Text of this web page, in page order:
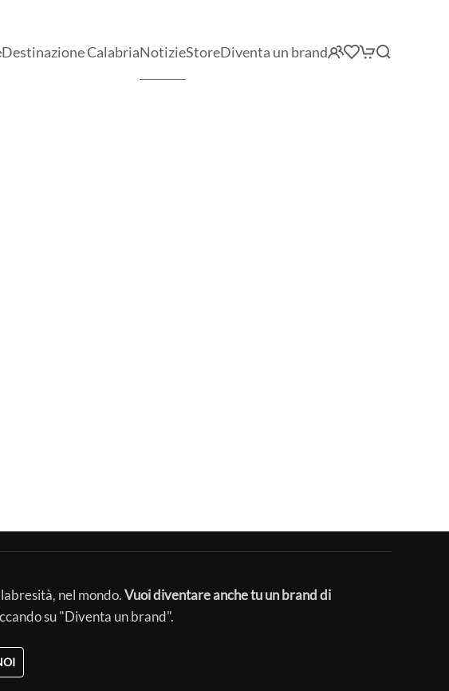
Destinazione CalabriaNotizieStoreDiventa un brand
nel mondo.Vuoi diventare anche tu un brand di
su "Diventa un brand".